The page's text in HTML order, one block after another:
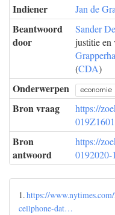
Indiener Jan de
Beantwoord
door
Sander
justitie en
(CDA)
Onderwerpen economie
Bron vraag
https://
Bron
antwoord
https://
0192020-
1.https://
cellphone-dat…